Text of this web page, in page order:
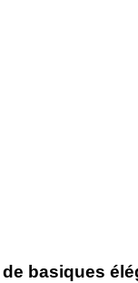
basiques